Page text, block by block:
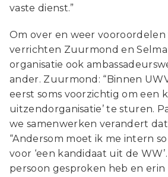
vaste dienst.”
Om over en weer
verrichten Zuurmond en
organisatie ook
ander. Zuurmond: “Binnen
eerst soms voorzichtig om een
uitzendorganisatie’ te sturen.
we samenwerken verandert
“Andersom moet ik me intern
voor ‘een kandidaat uit de
persoon gesproken heb en erin